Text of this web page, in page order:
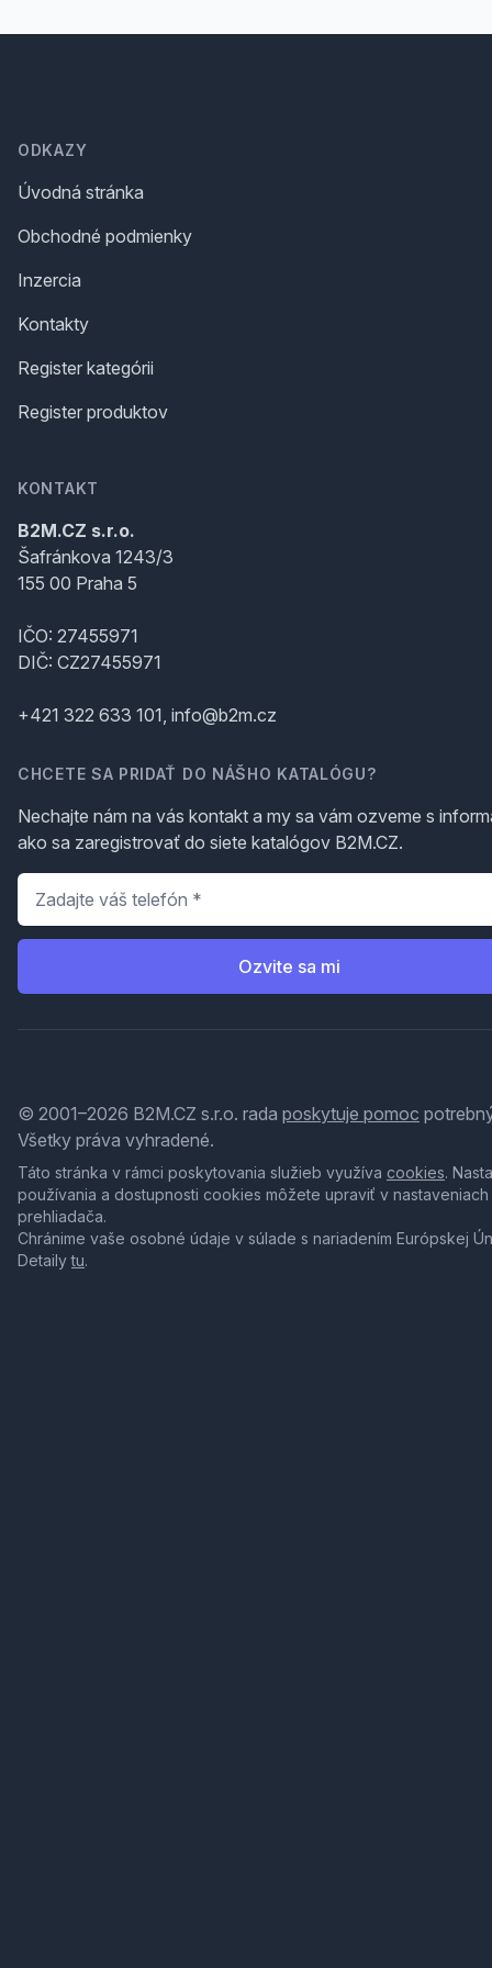
ODKAZY
Úvodná stránka
Obchodné podmienky
Inzercia
Kontakty
Register kategórii
Register produktov
KONTAKT
B2M.CZ s.r.o.
Šafránkova 1243/3
155 00 Praha 5
IČO: 27455971
DIČ: CZ27455971
+421 322 633 101, info@b2m.cz
CHCETE SA PRIDAŤ DO NÁŠHO KATALÓGU?
Nechajte nám na vás kontakt a my sa vám ozveme s
ako sa zaregistrovať do siete katalógov B2M.CZ.
Telefón
Ozvite sa mi
© 2001–2026 B2M.CZ s.r.o. rada poskytuje pomoc
Všetky práva vyhradené.
Táto stránka v rámci poskytovania služieb využíva cookies.
používania a dostupnosti cookies môžete upraviť v nastaveniach
prehliadača.
Chránime vaše osobné údaje v súlade s nariadením Európskej
Detailytu.